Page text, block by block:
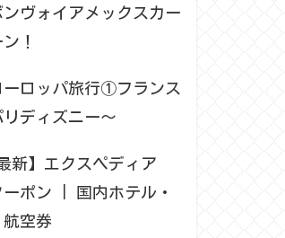
ヴォイアメックスカー
！
ーロッパ旅行①フランス
ディズニー〜
新】エクスペディア
ーポン | 国内ホテル・
空券